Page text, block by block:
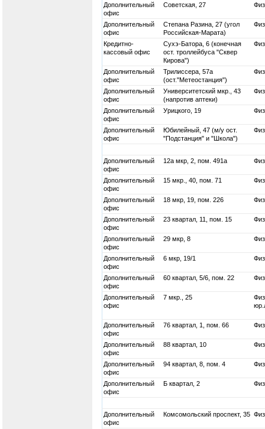
Дополнительный
офис
Советская, 27
Дополнительный
офис
Степана Разина, 27 (угол
Российская-Марата)
Кредитно-
кассовый офис
Сухэ-Батора, 6 (конечная
ост. троллейбуса "Сквер
Кирова")
Дополнительный
офис
Трилиссера, 57а
(ост."Метеостанция")
Дополнительный
офис
Университетский мкр., 43
(напротив аптеки)
Дополнительный
офис
Урицкого, 19
Дополнительный
офис
Юбилейный, 47 (м/у ост.
"Подстанция" и "Школа")
Дополнительный
офис
12а мкр, 2, пом. 491а
Дополнительный
офис
15 мкр., 40, пом. 71
Дополнительный
офис
18 мкр, 19, пом. 226
Дополнительный
офис
23 квартал, 11, пом. 15
Дополнительный
офис
29 мкр, 8
Дополнительный
офис
6 мкр, 19/1
Дополнительный
офис
60 квартал, 5/6, пом. 22
Дополнительный
офис
7 мкр., 25
Дополнительный
офис
76 квартал, 1, пом. 66
Дополнительный
офис
88 квартал, 10
Дополнительный
офис
94 квартал, 8, пом. 4
Дополнительный
офис
Б квартал, 2
Дополнительный
офис
Комсомольский проспект, 35